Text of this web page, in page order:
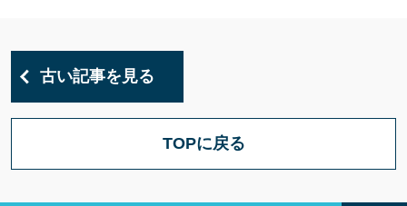
古い記事を見る
TOPに戻る